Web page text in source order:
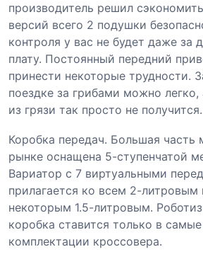
производитель решил
версий всего 2 подушки
контроля у вас не будет даже за
плату. Постоянный передний
принести некоторые трудности.
поездке за грибами можно легко,
из грязи так просто не получится.
Коробка передач. Большая
рынке оснащена 5-ступенчатой
Вариатор с 7 виртуальными
прилагается ко всем 2-
некоторым 1.5-литровым.
коробка ставится только в
комплектации кроссовера.